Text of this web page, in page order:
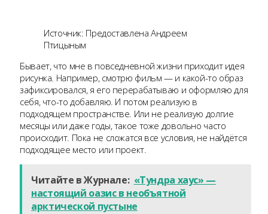
Источник: Предоставлена Андреем
Птицыным
Бывает, что мне в повседневной жизни приходит идея
рисунка. Например, смотрю фильм — и какой-то образ
зафиксировался, я его перерабатываю и оформляю для
себя, что-то добавляю. И потом реализую в
подходящем пространстве. Или не реализую долгие
месяцы или даже годы, такое тоже довольно часто
происходит. Пока не сложатся все условия, не найдётся
подходящее место или проект.
Читайте в Журнале: «Тундра хаус» —
настоящий оазис в необъятной
арктической пустыне